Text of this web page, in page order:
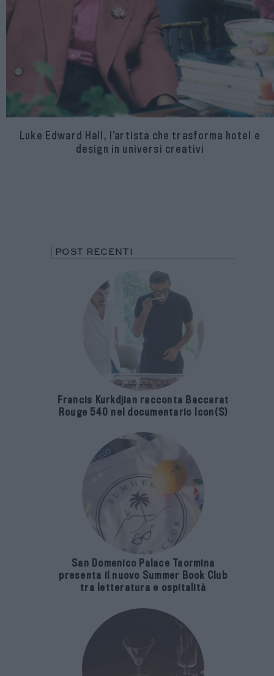
Luke Edward Hall, l’artista che trasforma hotel e
design in universi creativi
POST RECENTI
Francis Kurkdjian racconta Baccarat
Rouge 540 nel documentario Icon(S)
San Domenico Palace Taormina
presenta il nuovo Summer Book Club
tra letteratura e ospitalità